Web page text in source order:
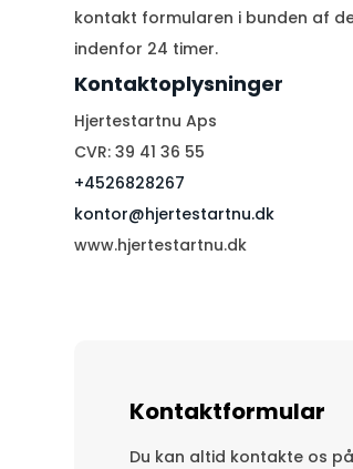
kontakt formularen i bunden af
indenfor 24 timer.
Kontaktoplysninger
Hjertestartnu Aps
CVR: 39 41 36 55
+4526828267​
kontor@hjertestartnu.dk
www.hjertestartnu.dk
Kontaktformular
Du kan altid kontakte os